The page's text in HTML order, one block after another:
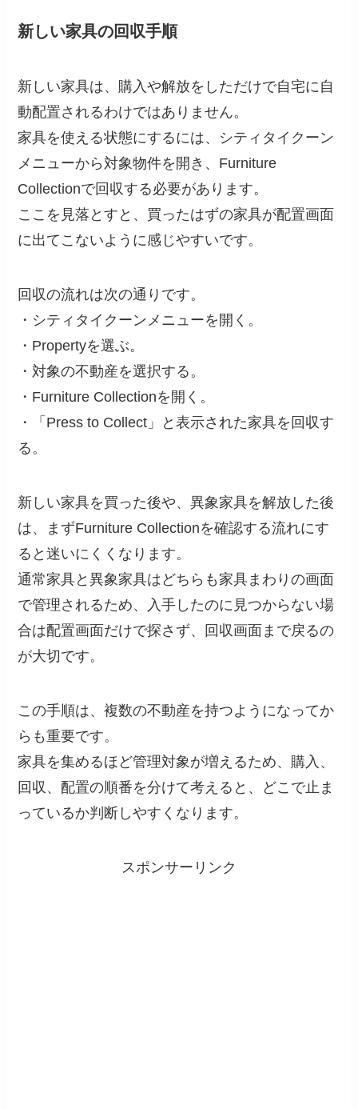
新しい家具の回収手順
新しい家具は、購入や解放をしただけで自宅に自
動配置されるわけではありません。
家具を使える状態にするには、シティタイクーン
メニューから対象物件を開き、Furniture
Collectionで回収する必要があります。
ここを見落とすと、買ったはずの家具が配置画面
に出てこないように感じやすいです。
回収の流れは次の通りです。
・シティタイクーンメニューを開く。
・Propertyを選ぶ。
・対象の不動産を選択する。
・Furniture Collectionを開く。
・「Press to Collect」と表示された家具を回収す
る。
新しい家具を買った後や、異象家具を解放した後
は、まずFurniture Collectionを確認する流れにす
ると迷いにくくなります。
通常家具と異象家具はどちらも家具まわりの画面
で管理されるため、入手したのに見つからない場
合は配置画面だけで探さず、回収画面まで戻るの
が大切です。
この手順は、複数の不動産を持つようになってか
らも重要です。
家具を集めるほど管理対象が増えるため、購入、
回収、配置の順番を分けて考えると、どこで止ま
っているか判断しやすくなります。
スポンサーリンク